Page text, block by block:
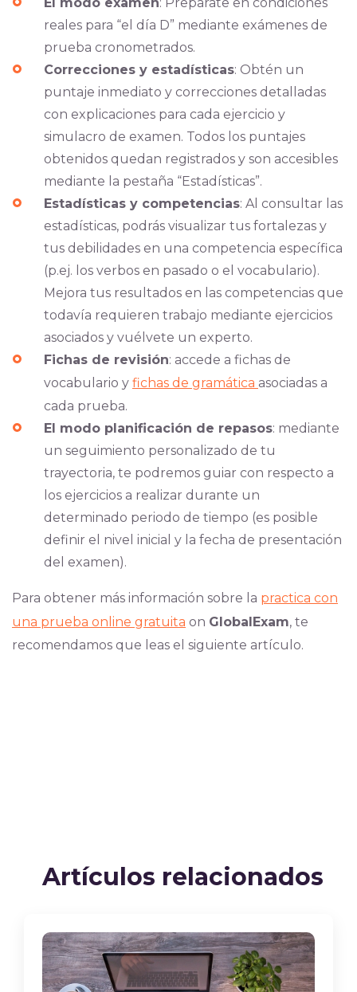
reales para “el día D” mediante exámenes de
prueba cronometrados.
Correcciones y estadísticas: Obtén un
puntaje inmediato y correcciones detalladas
con explicaciones para cada ejercicio y
simulacro de examen. Todos los puntajes
obtenidos quedan registrados y son accesibles
mediante la pestaña “Estadísticas”.
Estadísticas y competencias: Al consultar las
estadísticas, podrás visualizar tus fortalezas y
tus debilidades en una competencia específica
(p.ej. los verbos en pasado o el vocabulario).
Mejora tus resultados en las competencias que
todavía requieren trabajo mediante ejercicios
asociados y vuélvete un experto.
Fichas de revisión: accede a fichas de
vocabulario y fichas de gramática asociadas a
cada prueba.
El modo planificación de repasos: mediante
un seguimiento personalizado de tu
trayectoria, te podremos guiar con respecto a
los ejercicios a realizar durante un
determinado periodo de tiempo (es posible
definir el nivel inicial y la fecha de presentación
del examen).
Para obtener más información sobre la practica con
una prueba online gratuita on GlobalExam, te
recomendamos que leas el siguiente artículo.
Artículos relacionados